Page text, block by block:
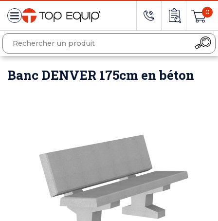
0
Banc DENVER 175cm en béton